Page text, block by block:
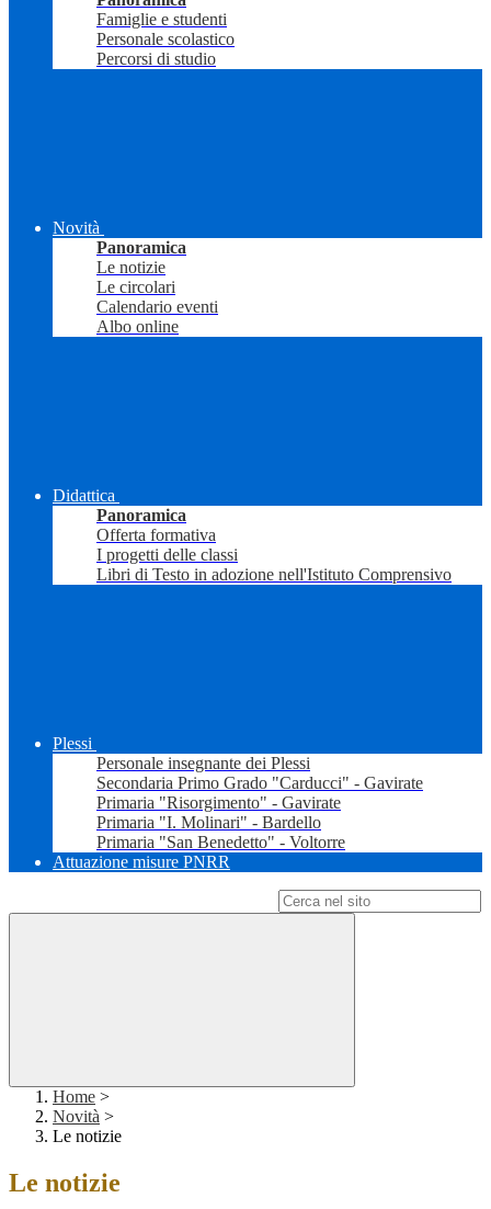
Famiglie e studenti
Personale scolastico
Percorsi di studio
Novità
Panoramica
Le notizie
Le circolari
Calendario eventi
Albo online
Didattica
Panoramica
Offerta formativa
I progetti delle classi
Libri di Testo in adozione nell'Istituto Comprensivo
Plessi
Personale insegnante dei Plessi
Secondaria Primo Grado "Carducci" - Gavirate
Primaria "Risorgimento" - Gavirate
Primaria "I. Molinari" - Bardello
Primaria "San Benedetto" - Voltorre
Attuazione misure PNRR
Home >
Novità >
Le notizie
Le notizie